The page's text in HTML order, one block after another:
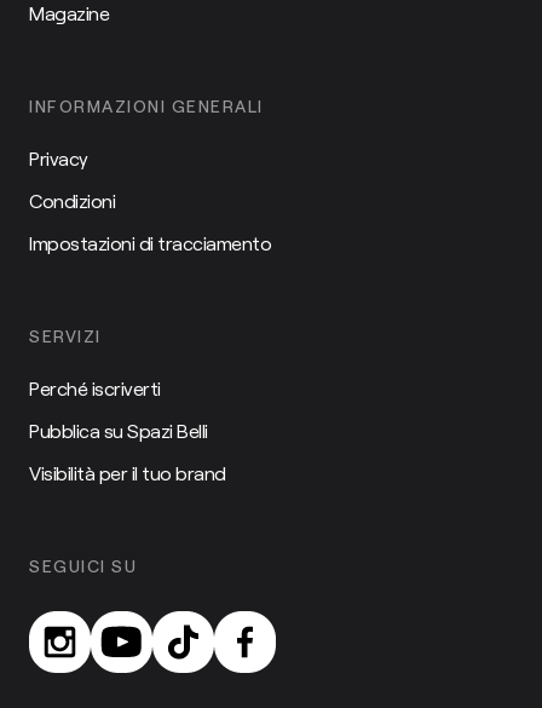
Magazine
INFORMAZIONI GENERALI
Privacy
Condizioni
Impostazioni di tracciamento
SERVIZI
Perché iscriverti
Pubblica su Spazi Belli
Visibilità per il tuo brand
SEGUICI SU